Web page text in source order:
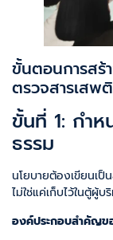
ขั้นตอนการส
ตรวจสารเสพ
ขั้นที่ 1: กำห
ธรรม
นโยบายต้องเขียนเ
ไม่ใช่แค่เก็บไว้ในตู้ผู้บ
องค์ประกอบสำคัญข